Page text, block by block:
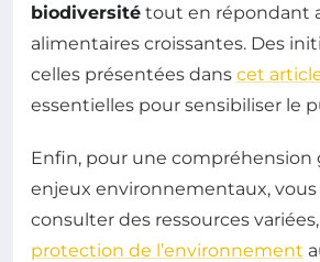
biodiversité tout en répondant
alimentaires croissantes. Des
celles présentées dans cet
essentielles pour sensibiliser le
Enfin, pour une compréhension
enjeux environnementaux,
consulter des ressources
protection de l’environnement